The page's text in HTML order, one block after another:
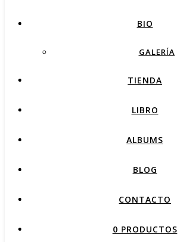
BIO
GALERÍA
TIENDA
LIBRO
ALBUMS
BLOG
CONTACTO
0 PRODUCTOS